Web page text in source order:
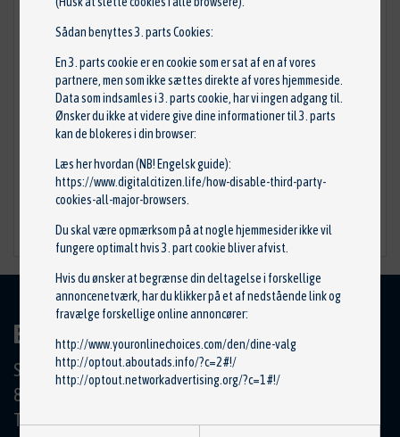
Bremseklodser
Stand: Ny
Mærke: OPTIMAL
125,00 kr.
TILFØJ TIL KURV
BILCENTRET HØRNING APS
Skanderborgvej 19
8362 Hørning
Tlf.: 86 92 11 00
Sådan benyttes 3. parts Cookies:
En 3. parts cookie er en cookie som er sat af en af vores
partnere, men som ikke sættes direkte af vores hjemmeside.
Data som indsamles i 3. parts cookie, har vi ingen adgang til.
Ønsker du ikke at videre give dine informationer til 3. parts
kan de blokeres i din browser:
Læs her hvordan (NB! Engelsk guide):
https://www.digitalcitizen.life/how-disable-third-party-
cookies-all-major-browsers
Du skal være opmærksom på at nogle hjemmesider ikke vil
fungere optimalt hvis 3. part cookie bliver afvist.
Hvis du ønsker at begrænse din deltagelse i forskellige
annoncenetværk, har du klikker på et af nedstående link og
fravælge forskellige online annoncører:
http://www.youronlinechoices.com/den/dine-valg
http://optout.aboutads.info/?c=2#!/
http://optout.networkadvertising.org/?c=1#!/